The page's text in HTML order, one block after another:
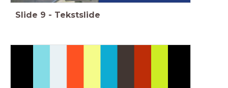
Slide 9 - Tekstslide